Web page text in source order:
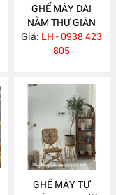
GHẾ MÂY DÀI
NẰM THƯ GIÃN
MA717
Giá: LH - 0938 423
805
GHẾ MÂY TỰ